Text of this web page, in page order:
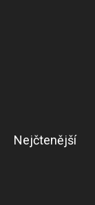
Nejčtenější